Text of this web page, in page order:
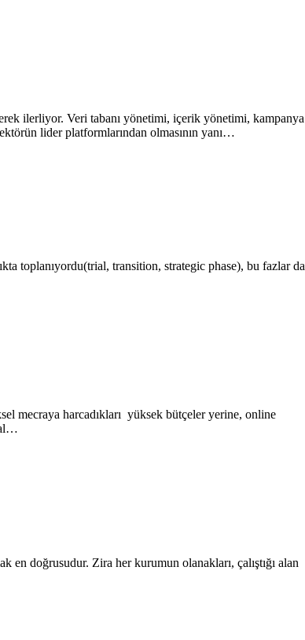
ilerliyor. Veri tabanı yönetimi, içerik yönetimi, kampanya
lider platformlarından olmasının yanı…
toplanıyordu(trial, transition, strategic phase), bu fazlar da
mecraya harcadıkları yüksek bütçeler yerine, online
en doğrusudur. Zira her kurumun olanakları, çalıştığı alan